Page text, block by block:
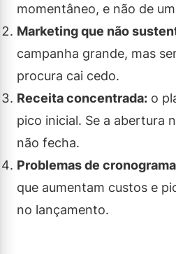
momentâneo, e não de
Marketing que não
campanha grande, mas
procura cai cedo.
Receita concentrada: o
pico inicial. Se a abertura
não fecha.
Problemas de
que aumentam custos e
no lançamento.